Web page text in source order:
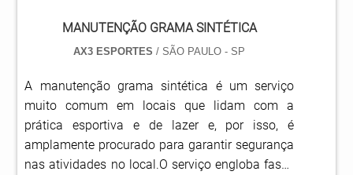
MANUTENÇÃO GRAMA SINTÉTICA
AX3 ESPORTES / SÃO PAULO - SP
A manutenção grama sintética é um serviço
muito comum em locais que lidam com a
prática esportiva e de lazer e, por isso, é
amplamente procurado para garantir segurança
nas atividades no local.O serviço engloba fases